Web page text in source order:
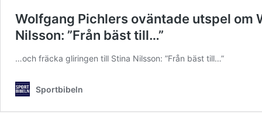
Wolfgang Pichlers oväntade utspel om
Nilsson: ”Från bäst till…”
…och fräcka gliringen till Stina Nilsson: ”Från bäst till…”
Sportbibeln